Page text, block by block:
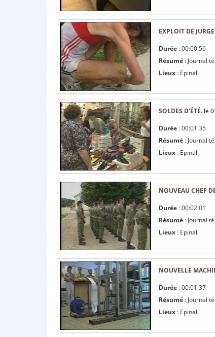
EXPLOIT DE
Durée : 00:00:56
Résumé : Journal
Lieux : Epinal
SOLDES D'ÉTÉ. le
Durée : 00:01:35
Résumé : Journal
Lieux : Epinal
NOUVEAU CHEF
Durée : 00:02:01
Résumé : Journal
Lieux : Epinal
NOUVELLE
Durée : 00:01:37
Résumé : Journal
Lieux : Epinal